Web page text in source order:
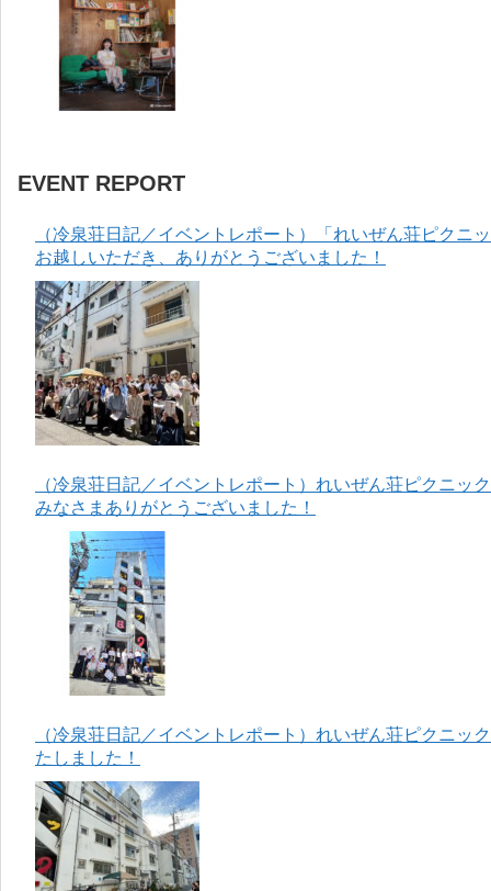
EVENT REPORT
（冷泉荘日記／イベントレポート）「れいぜん荘ピクニ
お越しいただき、ありがとうございました！
（冷泉荘日記／イベントレポート）れいぜん荘ピクニッ
みなさまありがとうございました！
（冷泉荘日記／イベントレポート）れいぜん荘ピクニッ
たしました！